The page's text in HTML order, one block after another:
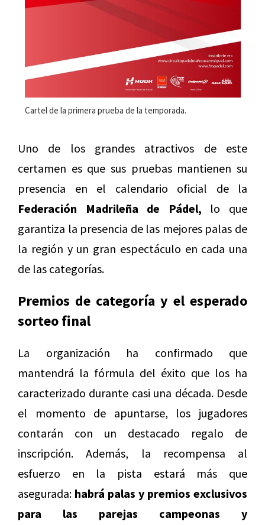
Cartel de la primera prueba de la temporada.
Uno de los grandes atractivos de este
certamen es que sus pruebas mantienen su
presencia en el calendario oficial de la
Federación Madrileña de Pádel, lo que
garantiza la presencia de las mejores palas de
la región y un gran espectáculo en cada una
de las categorías.
Premios de categoría y el esperado
sorteo final
La organización ha confirmado que
mantendrá la fórmula del éxito que los ha
caracterizado durante casi una década. Desde
el momento de apuntarse, los jugadores
contarán con un destacado regalo de
inscripción. Además, la recompensa al
esfuerzo en la pista estará más que
asegurada: habrá palas y premios exclusivos
para las parejas campeonas y